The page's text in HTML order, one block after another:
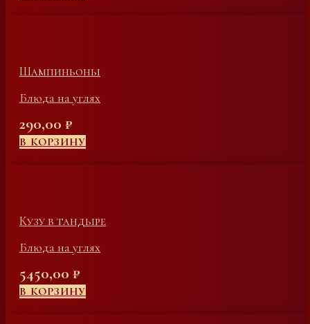
Шампиньоны
Блюда на углях
290,00 ₽
В КОРЗИНУ
Кузу в тандыре
Блюда на углях
5450,00 ₽
В КОРЗИНУ